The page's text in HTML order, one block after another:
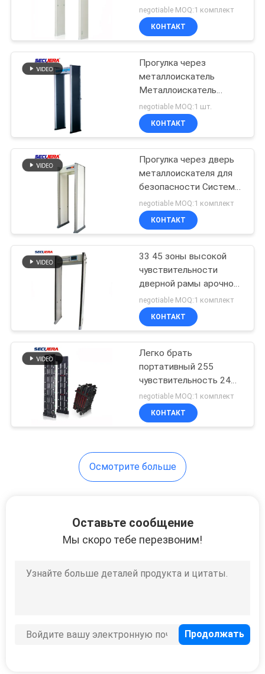
Система
заграждений
стоянки
Автоматические
поднимая палы
22
Рентгеновский
сканер
безопасности
37
багажа
металлоискатель
экономически
эффективные 6 зоны
обнаружения
negotiable MOQ:1 комплект
КОНТАКТ
Прогулка через
металлоискатель
Металлоискатель
Дверная рама С 6 / 18
Зона тревоги Дверная
рама Металлоискатель
negotiable MOQ:1 шт.
КОНТАКТ
Прогулка через дверь
металлоискателя для
безопасности Системы
металлоискателя
сканера дверь 6 зон
детектор
negotiable MOQ:1 комплект
КОНТАКТ
33 45 зоны высокой
чувствительности
дверной рамы арочной
прогулки через
металлоискатель
negotiable MOQ:1 комплект
КОНТАКТ
Легко брать
портативный 255
чувствительность 24
зоны ходить через
дверь металлоискателя
negotiable MOQ:1 комплект
КОНТАКТ
Осмотрите больше
Оставьте сообщение
Мы скоро тебе перезвоним!